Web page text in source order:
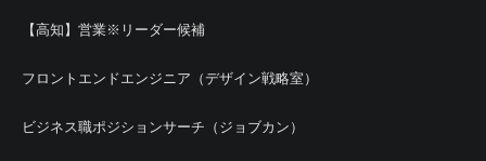
【高知】営業※リーダー候補
フロントエンドエンジニア（デザイン戦略室）
ビジネス職ポジションサーチ（ジョブカン）